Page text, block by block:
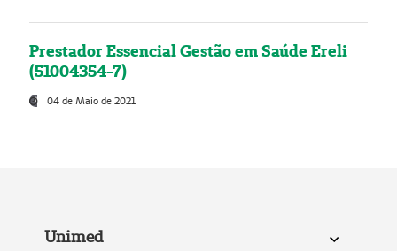
Prestador Essencial Gestão em Saúde Ereli
(51004354-7)
04 de Maio de 2021
Unimed